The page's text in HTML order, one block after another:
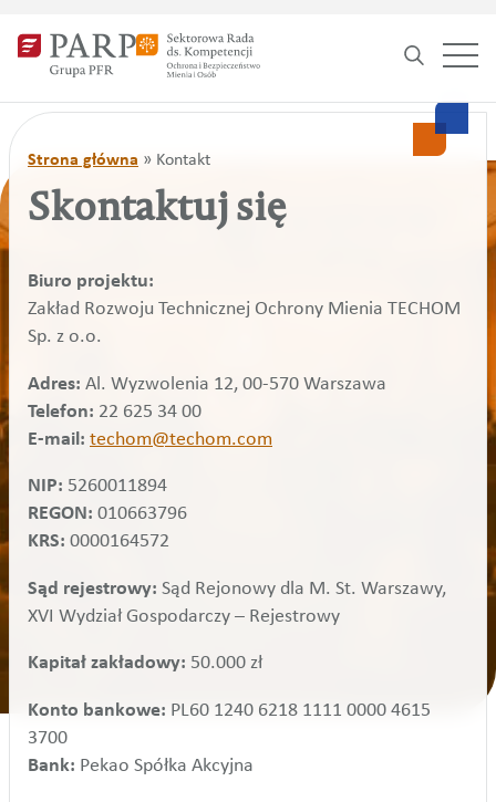
for:
Strona główna » Kontakt
Skontaktuj się
Biuro projektu:
Zakład Rozwoju Technicznej Ochrony Mienia TECHOM
Sp. z o.o.
Adres: Al. Wyzwolenia 12, 00-570 Warszawa
Telefon: 22 625 34 00
E-mail: techom@techom.com
NIP: 5260011894
REGON: 010663796
KRS: 0000164572
Sąd rejestrowy: Sąd Rejonowy dla M. St. Warszawy,
XVI Wydział Gospodarczy – Rejestrowy
Kapitał zakładowy: 50.000 zł
Konto bankowe: PL60 1240 6218 1111 0000 4615
3700
Bank: Pekao Spółka Akcyjna